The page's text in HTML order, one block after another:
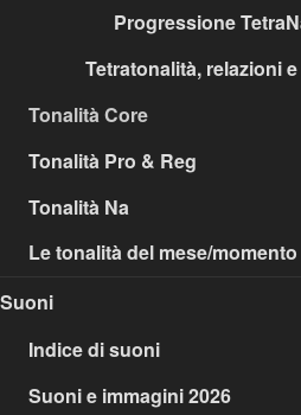
Progressione
Tetratonalità, relazioni
Tonalità Core
Tonalità Pro & Reg
Tonalità Na
Le tonalità del mese/momento
Suoni
Indice di suoni
Suoni e immagini 2026